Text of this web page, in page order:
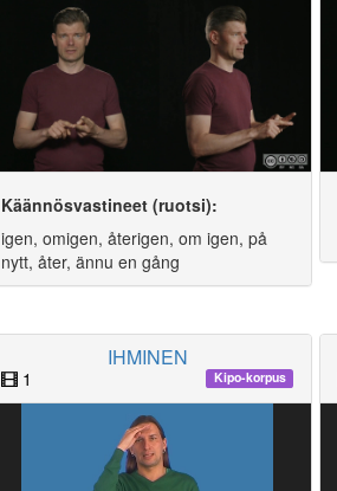
Käännösvastineet (ruotsi):
igen, omigen, återigen, om igen, på
nytt, åter, ännu en gång
IHMINEN
1 Kipo-korpus